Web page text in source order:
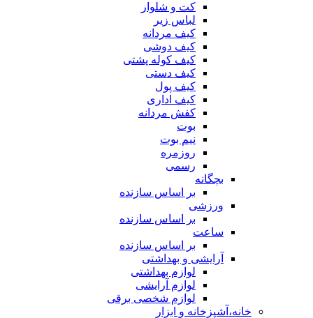
کت و شلوار
لباس زیر
کیف مردانه
کیف دوشی
کیف کوله پشتی
کیف دستی
کیف پول
کیف اداری
کفش مردانه
بوت
نیم بوت
روزمره
رسمی
بچگانه
بر اساس سازنده
ورزشی
بر اساس سازنده
ساعت
بر اساس سازنده
آرایشی و بهداشتی
لوازم بهداشتی
لوازم آرایشی
لوازم شخصی برقی
خانه،آشپزخانه و ابزار